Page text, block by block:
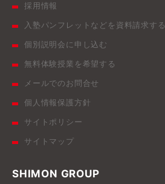
採用情報
入塾パンフレットなどを資料請求する
個別説明会に申し込む
無料体験授業を希望する
メールでのお問合せ
個人情報保護方針
サイトポリシー
サイトマップ
SHIMON GROUP